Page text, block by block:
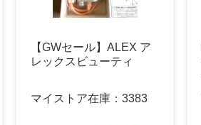
【GWセール】ALEX ア
レックスビューティ
マイストア在庫： 3383